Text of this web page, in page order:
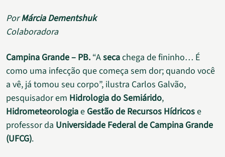
PorMárcia Dementshuk
Colaboradora
Campina Grande – PB. “Asecachega de fininho… É
como uma infecção que começa sem dor; quando você
a vê, já tomou seu corpo”, ilustra Carlos Galvão,
pesquisador em Hidrologia do Semiárido,
Hidrometeorologiae Gestão de Recursos Hídricose
professor da Universidade Federal de Campina Grande
(UFCG).